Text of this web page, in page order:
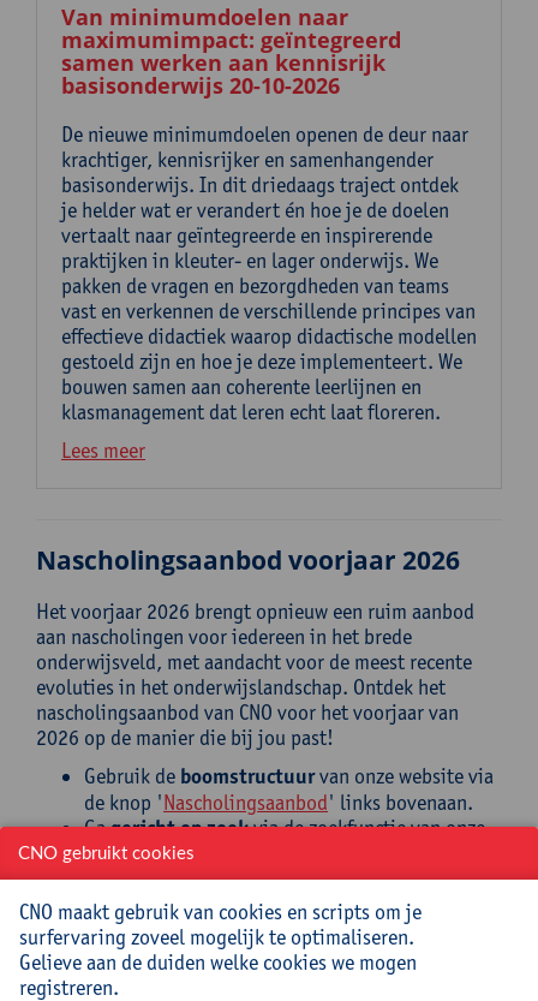
Van minimumdoelen naar
maximumimpact: geïntegreerd
samen werken aan kennisrijk
basisonderwijs 20-10-2026
De nieuwe minimumdoelen openen de deur naar
krachtiger, kennisrijker en samenhangender
basisonderwijs. In dit driedaags traject ontdek
je helder wat er verandert én hoe je de doelen
vertaalt naar geïntegreerde en inspirerende
praktijken in kleuter- en lager onderwijs. We
pakken de vragen en bezorgdheden van teams
vast en verkennen de verschillende principes van
effectieve didactiek waarop didactische modellen
gestoeld zijn en hoe je deze implementeert. We
bouwen samen aan coherente leerlijnen en
klasmanagement dat leren echt laat floreren.
Lees meer
Nascholingsaanbod voorjaar 2026
Het voorjaar 2026 brengt opnieuw een ruim aanbod
aan nascholingen voor iedereen in het brede
onderwijsveld, met aandacht voor de meest recente
evoluties in het onderwijslandschap. Ontdek het
nascholingsaanbod van CNO voor het voorjaar van
2026 op de manier die bij jou past!
Gebruik de boomstructuurvan onze website via
de knop 'Nascholingsaanbod' links bovenaan.
Gagericht op zoekvia de zoekfunctie van onze
website rechts bovenaan.
Blader door één of meerdere van onze
themaboekjes
CNO gebruikt cookies
CNO maakt gebruik van cookies en scripts om je
surfervaring zoveel mogelijk te optimaliseren.
Gelieve aan de duiden welke cookies we mogen
registreren.